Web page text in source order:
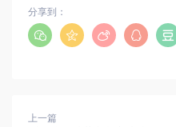
分享到：
上一篇